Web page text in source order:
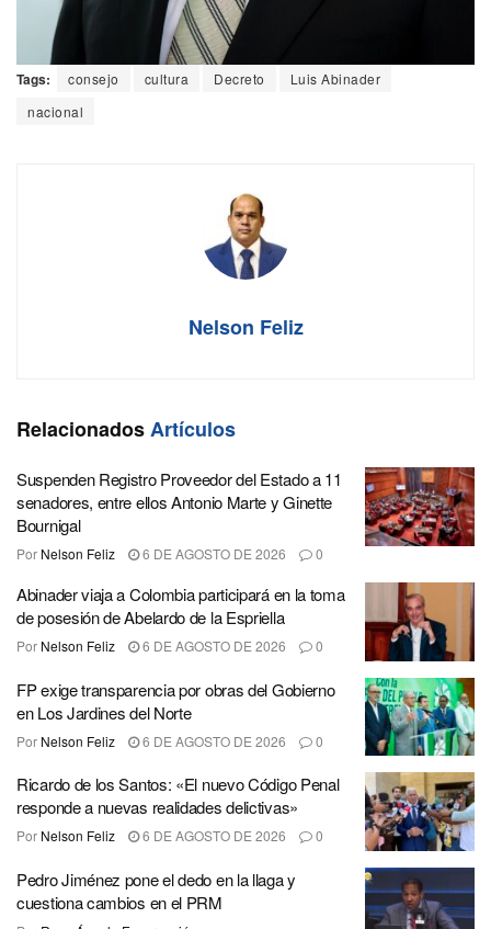
Tags: consejo cultura Decreto
Luis Abinader
nacional
Nelson Feliz
RelacionadosArtículos
Suspenden Registro Proveedor del Estado a 11
senadores, entre ellos Antonio Marte y Ginette
Bournigal
Por Nelson Feliz 6 DE AGOSTO DE 2026 0
Abinader viaja a Colombia participará en la toma
de posesión de Abelardo de la Espriella
Por Nelson Feliz 6 DE AGOSTO DE 2026 0
FP exige transparencia por obras del Gobierno
en Los Jardines del Norte
Por Nelson Feliz 6 DE AGOSTO DE 2026 0
Ricardo de los Santos: «El nuevo Código Penal
responde a nuevas realidades delictivas»
Por Nelson Feliz 6 DE AGOSTO DE 2026 0
Pedro Jiménez pone el dedo en la llaga y
cuestiona cambios en el PRM